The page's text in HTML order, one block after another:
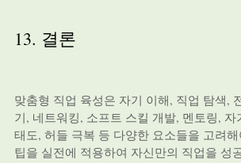
13. 결론
맞춤형 직업 육성은 자기 이해, 직업 탐색,
기, 네트워킹, 소프트 스킬 개발, 멘토링,
태도, 허들 극복 등 다양한 요소들을 고려
팁을 실전에 적용하여 자신만의 직업을 성